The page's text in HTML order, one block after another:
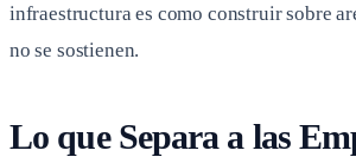
infraestructura es como construir sobre
no se sostienen.
Lo que Separa a las